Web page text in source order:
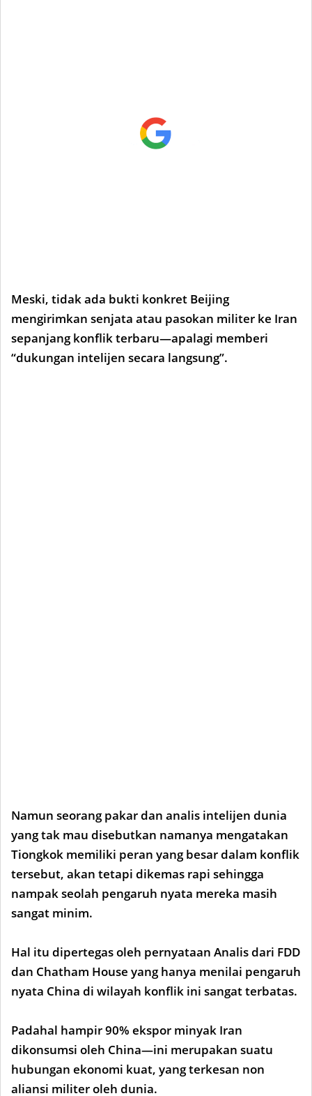
Meski, tidak ada bukti konkret Beijing
mengirimkan senjata atau pasokan militer ke Iran
sepanjang konflik terbaru—apalagi memberi
“dukungan intelijen secara langsung”.
Namun seorang pakar dan analis intelijen dunia
yang tak mau disebutkan namanya mengatakan
Tiongkok memiliki peran yang besar dalam konflik
tersebut, akan tetapi dikemas rapi sehingga
nampak seolah pengaruh nyata mereka masih
sangat minim.
Hal itu dipertegas oleh pernyataan Analis dari FDD
dan Chatham House yang hanya menilai pengaruh
nyata China di wilayah konflik ini sangat terbatas.
Padahal hampir 90% ekspor minyak Iran
dikonsumsi oleh China—ini merupakan suatu
hubungan ekonomi kuat, yang terkesan non
aliansi militer oleh dunia.